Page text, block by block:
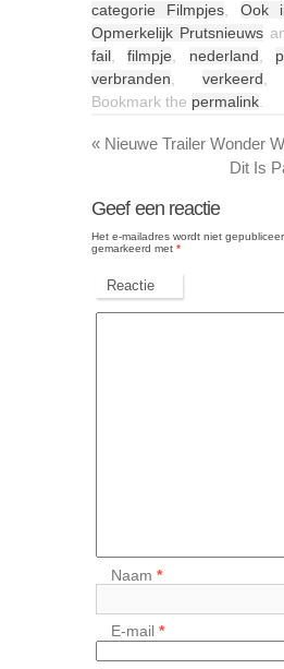
categorie Filmpjes
Ook
Opmerkelijk Prutsnieuws
fail ,filmpje nederland
verbranden
verkeerd
Bookmark the permalink
« Nieuwe Trailer Wonder
Dit Is
Geef een reactie
Het e-mailadres wordt niet
gemarkeerd met *
Reactie
Naam*
E-mail*